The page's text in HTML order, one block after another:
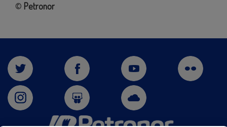
© Petronor